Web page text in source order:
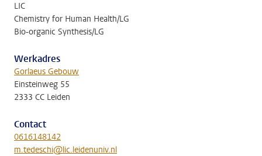
LIC
Chemistry for Human Health/LG
Bio-organic Synthesis/LG
Werkadres
Gorlaeus Gebouw
Einsteinweg 55
2333 CC Leiden
Contact
0616148142
m.tedeschi@lic.leidenuniv.nl